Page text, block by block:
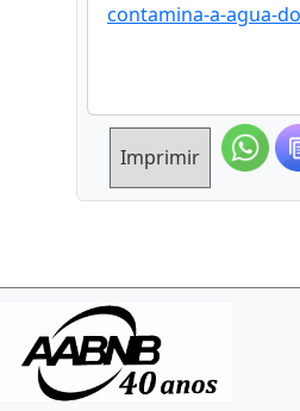
contamina-a-agua-
Imprimir